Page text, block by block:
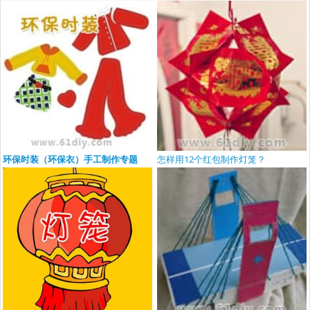
环保时装（环保衣）手工制作专题 怎样用12个红包制作灯笼？